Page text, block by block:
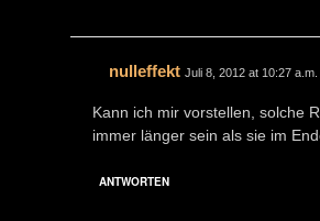
nulleffekt Juli 8, 2012 at 10:27 a.m.
Kann ich mir vorstellen, solche
immer länger sein als sie im
ANTWORTEN